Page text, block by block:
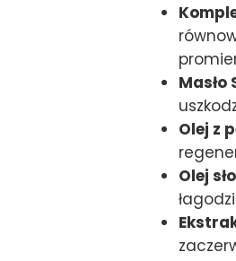
Olej z
Olej